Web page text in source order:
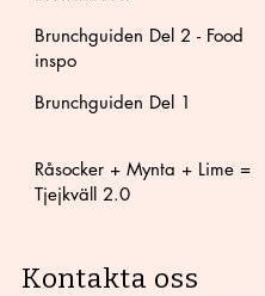
Brunchguiden Del 2 - Food
inspo
Brunchguiden Del 1
Råsocker + Mynta + Lime =
Tjejkväll 2.0
Kontakta oss